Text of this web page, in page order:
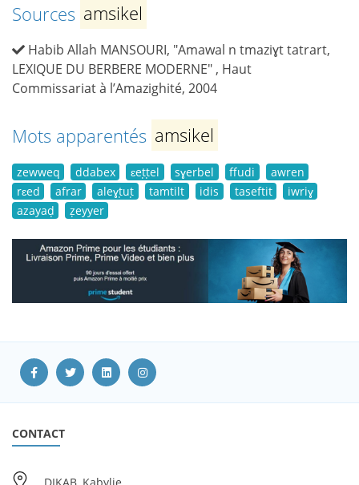
Sources amsikel
Habib Allah MANSOURI, "Amawal n tmaziɣt tatrart,
LEXIQUE DU BERBERE MODERNE" , Haut
Commissariat à l’Amazighité, 2004
Mots apparentés amsikel
zewweq ddabex ɛeṭṭel sɣerbel ffudi
awren
rɛed
afrar aleɣṭuṭ tamtilt idis taseftit
iwriɣ
azayaḍ
ẓeyyer
CONTACT
DIKAB, Kabylie